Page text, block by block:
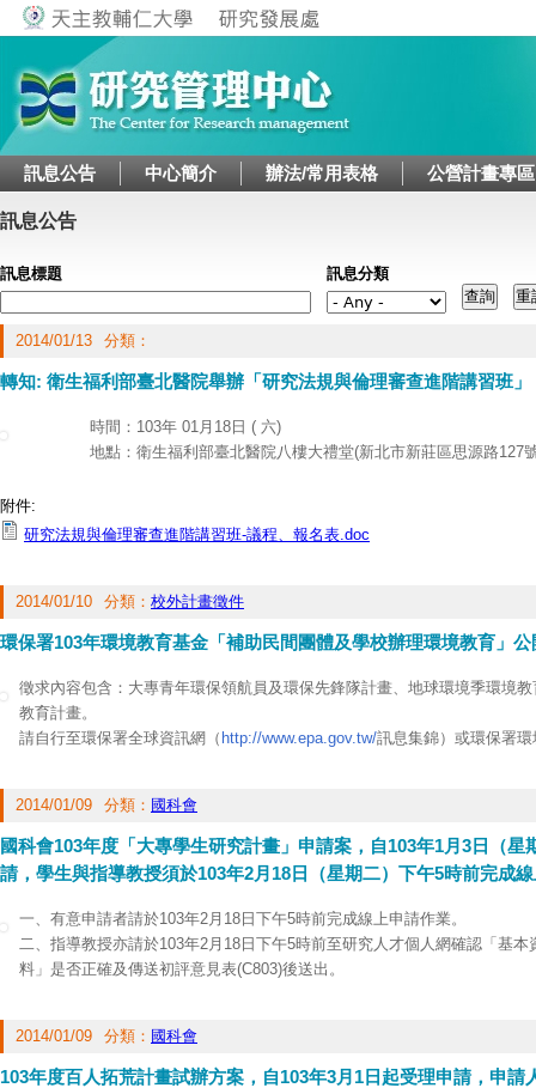
Jump to navigation
訊息公告 中心簡介 辦法/常用表格 公營計畫專區
訊息公告
訊息標題 訊息分類
2014/01/13 分類：
轉知: 衛生福利部臺北醫院舉辦「研究法規與倫理審查進階講習班」
時間：103年 01月18日 ( 六)
地點：衛生福利部臺北醫院八樓大禮堂(新北市新莊區思源路127
附件:
研究法規與倫理審查進階講習班-議程、報名表.doc
2014/01/10 分類： 校外計畫徵件
環保署103年環境教育基金「補助民間團體及學校辦理環境教育」
徵求內容包含：大專青年環保領航員及環保先鋒隊計畫、地球環境季環境
教育計畫。
請自行至環保署全球資訊網（ http://www.epa.gov.tw/訊息集錦）或環保署
請補（捐）助。
2014/01/09 分類： 國科會
國科會103年度「大專學生研究計畫」申請案，自103年1月3日（星
請，學生與指導教授須於103年2月18日（星期二）下午5時前完成
一、有意申請者請於103年2月18日下午5時前完成線上申請作業。
二、指導教授亦請於103年2月18日下午5時前至研究人才個人網確認「基本
料」是否正確及傳送初評意見表(C803)後送出。
2014/01/09 分類： 國科會
103年度百人拓荒計畫試辦方案，自103年3月1日起受理申請，申請